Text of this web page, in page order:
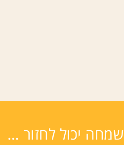
שמחה יכול לחזור …